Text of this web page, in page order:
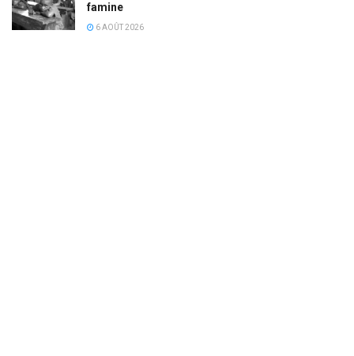
famine
6 AOÛT 2026